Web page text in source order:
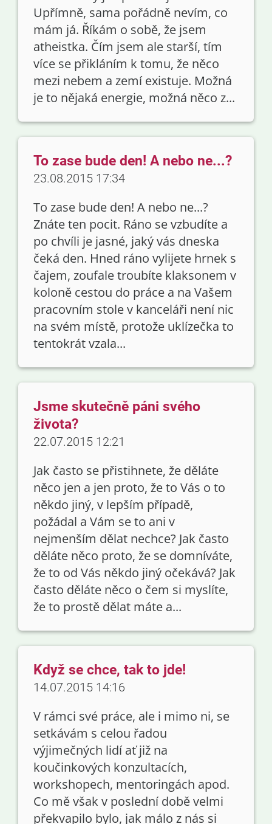
Upřímně, sama pořádně nevím, co
mám já. Říkám o sobě, že jsem
atheistka. Čím jsem ale starší, tím
více se přikláním k tomu, že něco
mezi nebem a zemí existuje. Možná
je to nějaká energie, možná něco z...
To zase bude den! A nebo ne...?
23.08.2015 17:34
To zase bude den! A nebo ne...?
Znáte ten pocit. Ráno se vzbudíte a
po chvíli je jasné, jaký vás dneska
čeká den. Hned ráno vylijete hrnek s
čajem, zoufale troubíte klaksonem v
koloně cestou do práce a na Vašem
pracovním stole v kanceláři není nic
na svém místě, protože uklízečka to
tentokrát vzala...
Jsme skutečně páni svého
života?
22.07.2015 12:21
Jak často se přistihnete, že děláte
něco jen a jen proto, že to Vás o to
někdo jiný, v lepším případě,
požádal a Vám se to ani v
nejmenším dělat nechce? Jak často
děláte něco proto, že se domníváte,
že to od Vás někdo jiný očekává? Jak
často děláte něco o čem si myslíte,
že to prostě dělat máte a...
Když se chce, tak to jde!
14.07.2015 14:16
V rámci své práce, ale i mimo ni, se
setkávám s celou řadou
výjimečných lidí ať již na
koučinkových konzultacích,
workshopech, mentoringách apod.
Co mě však v poslední době velmi
překvapilo bylo, jak málo z nás si